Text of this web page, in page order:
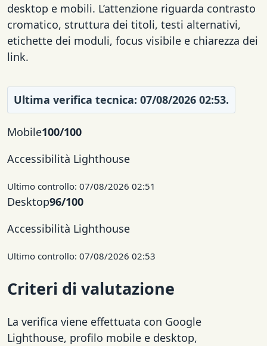
desktop e mobili. L’attenzione riguarda contrasto
cromatico, struttura dei titoli, testi alternativi,
etichette dei moduli, focus visibile e chiarezza dei
link.
Ultima verifica tecnica: 07/08/2026 02:53.
Mobile100/100
Accessibilità Lighthouse
Ultimo controllo: 07/08/2026 02:51
Desktop96/100
Accessibilità Lighthouse
Ultimo controllo: 07/08/2026 02:53
Criteri di valutazione
La verifica viene effettuata con Google
Lighthouse, profilo mobile e desktop,